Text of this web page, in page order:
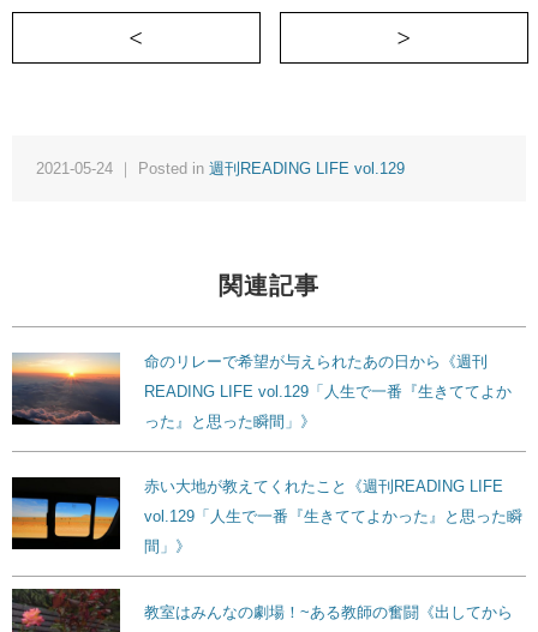
＜ 目覚めを噛み締めて生きる《週刊
2021-05-24 ｜ Posted in 週刊READING LIFE vol.129
関連記事
命のリレーで希望が与えられたあの日から《週刊
READING LIFE vol.129「人生で一番『生きててよか
った』と思った瞬間」》
赤い大地が教えてくれたこと《週刊READING LIFE
vol.129「人生で一番『生きててよかった』と思った瞬
間」》
教室はみんなの劇場！~ある教師の奮闘《出してから